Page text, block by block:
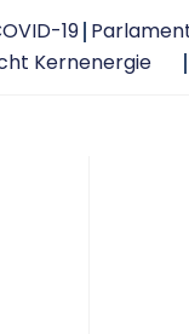
19
Kernenergie